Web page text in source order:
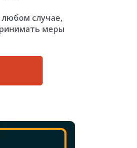
случае,
меры